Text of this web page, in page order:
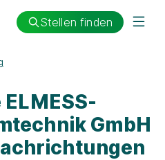
Stellen finden
GmbH